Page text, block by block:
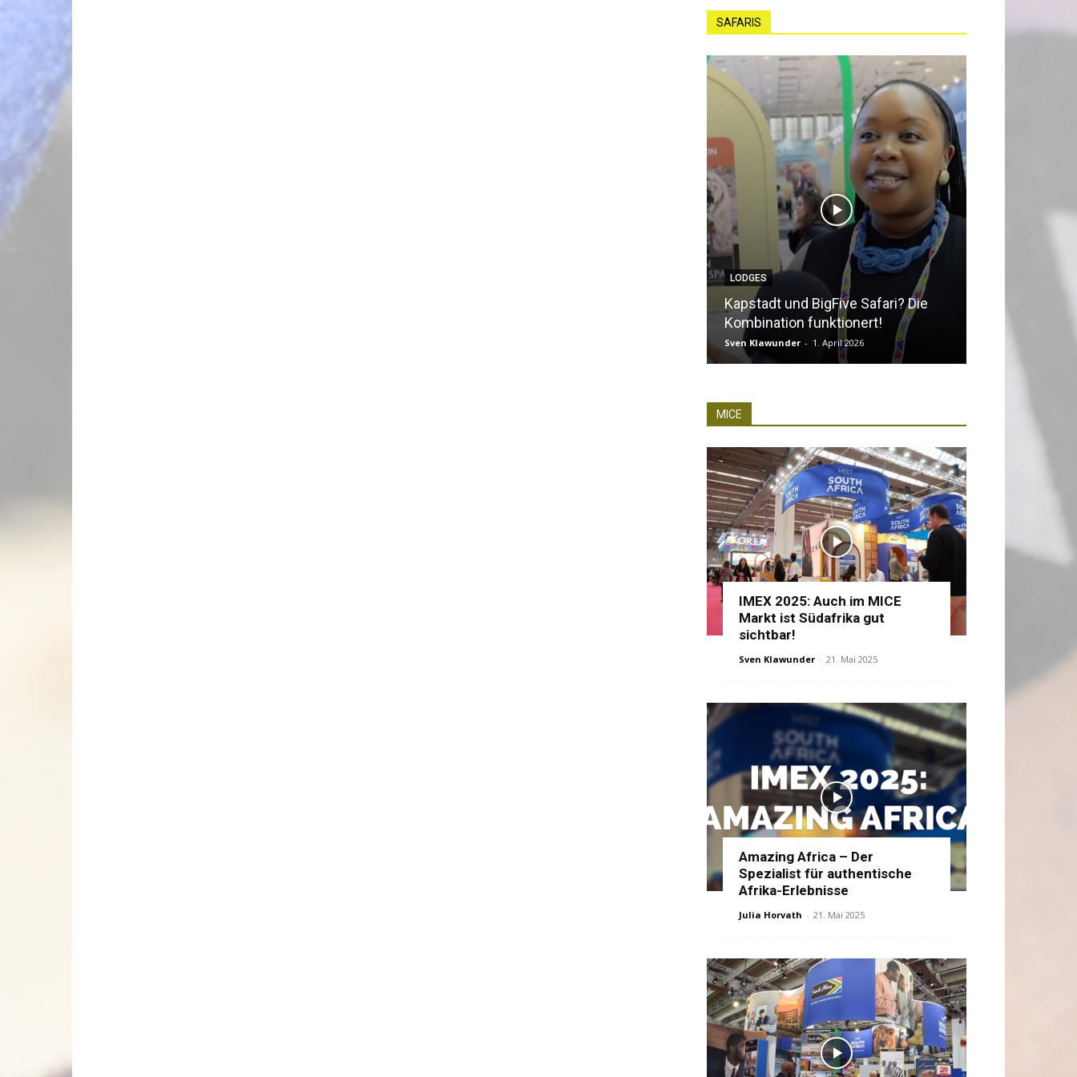
SAFARIS
LODGES
Kapstadt und BigFive Safari? Die
Kombination funktionert!
Sven Klawunder - 1. April 2026
MICE
IMEX 2025: Auch im MICE
Markt ist Südafrika gut
sichtbar!
Sven Klawunder - 21. Mai 2025
Amazing Africa – Der
Spezialist für authentische
Afrika-Erlebnisse
Julia Horvath - 21. Mai 2025